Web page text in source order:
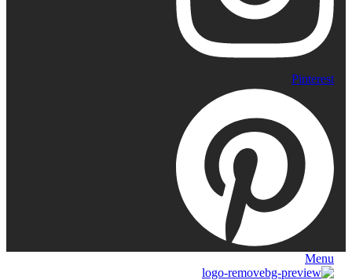
Pinterest
Menu